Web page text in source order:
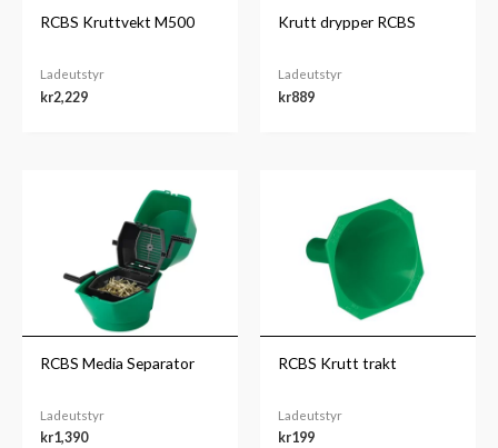
RCBS Kruttvekt M500
Ladeutstyr
kr2,229
Krutt drypper RCBS
Ladeutstyr
kr889
RCBS Media Separator
Ladeutstyr
kr1,390
RCBS Krutt trakt
Ladeutstyr
kr199